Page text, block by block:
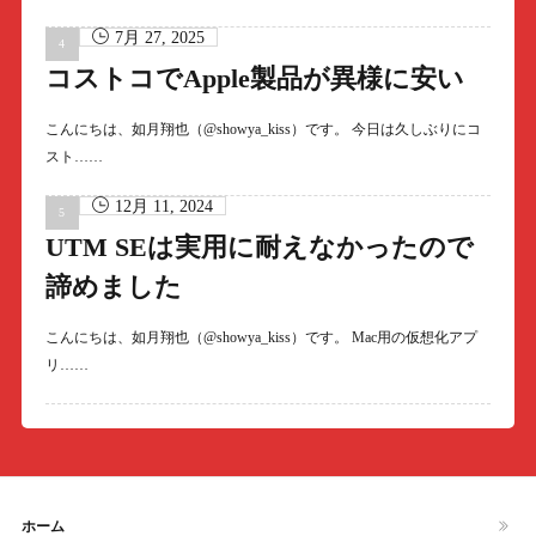
7月 27, 2025
コストコでApple製品が異様に安い
こんにちは、如月翔也（@showya_kiss）です。 今日は久しぶりにコ
スト……
12月 11, 2024
UTM SEは実用に耐えなかったので
諦めました
こんにちは、如月翔也（@showya_kiss）です。 Mac用の仮想化アプ
リ……
ホーム